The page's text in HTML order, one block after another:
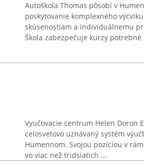
Autoškola Thomas pôsobí v
poskytovanie komplexného
skúsenostiam a individuálnemu
Škola zabezpečuje kurzy potrebné
Vyučovacie centrum Helen Doron
celosvetovo uznávaný systém
Humennom. Svojou pozíciou v
vo viac než tridsiatich ...